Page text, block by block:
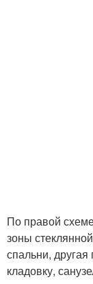
По правой
зоны
спальни, другая
кладовку,